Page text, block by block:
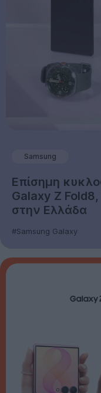
Samsung
Επίσημη
Galaxy Z
στην Ελλάδα
#Samsung Galaxy